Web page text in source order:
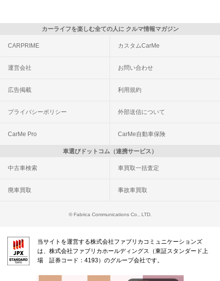
カーライフを楽しむ全ての人に クルマ情報マガジン
CARPRIME カスタムCarMe
運営会社 お問い合わせ
広告掲載 利用規約
プライバシーポリシー 外部送信について
CarMe Pro CarMe自動車保険
車選びドットコム（連携サービス）
中古車検索 車買取一括査定
廃車買取 事故車買取
© Fabrica Communications Co., LTD.
当サイトを運営する株式会社ファブリカコミュニケーションズ
は、株式会社ファブリカホールディングス（東証スタンダード上
場 証券コード：4193）のグループ会社です。